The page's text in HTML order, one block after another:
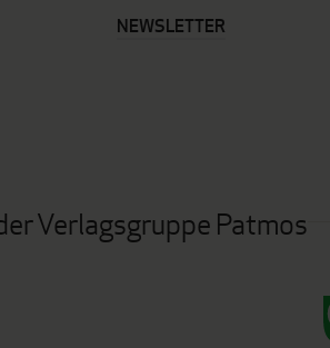
NEWSLETTER
Verlagsgruppe Patmos